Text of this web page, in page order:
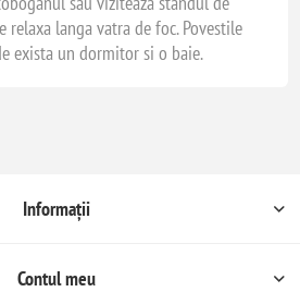
langa vatra de foc. Povestile
exista un dormitor si o baie.
Informații
Contul meu